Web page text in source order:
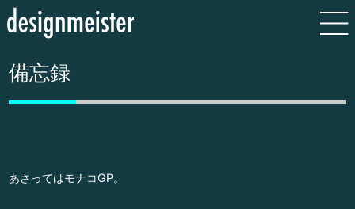
備忘録
あさってはモナコGP。